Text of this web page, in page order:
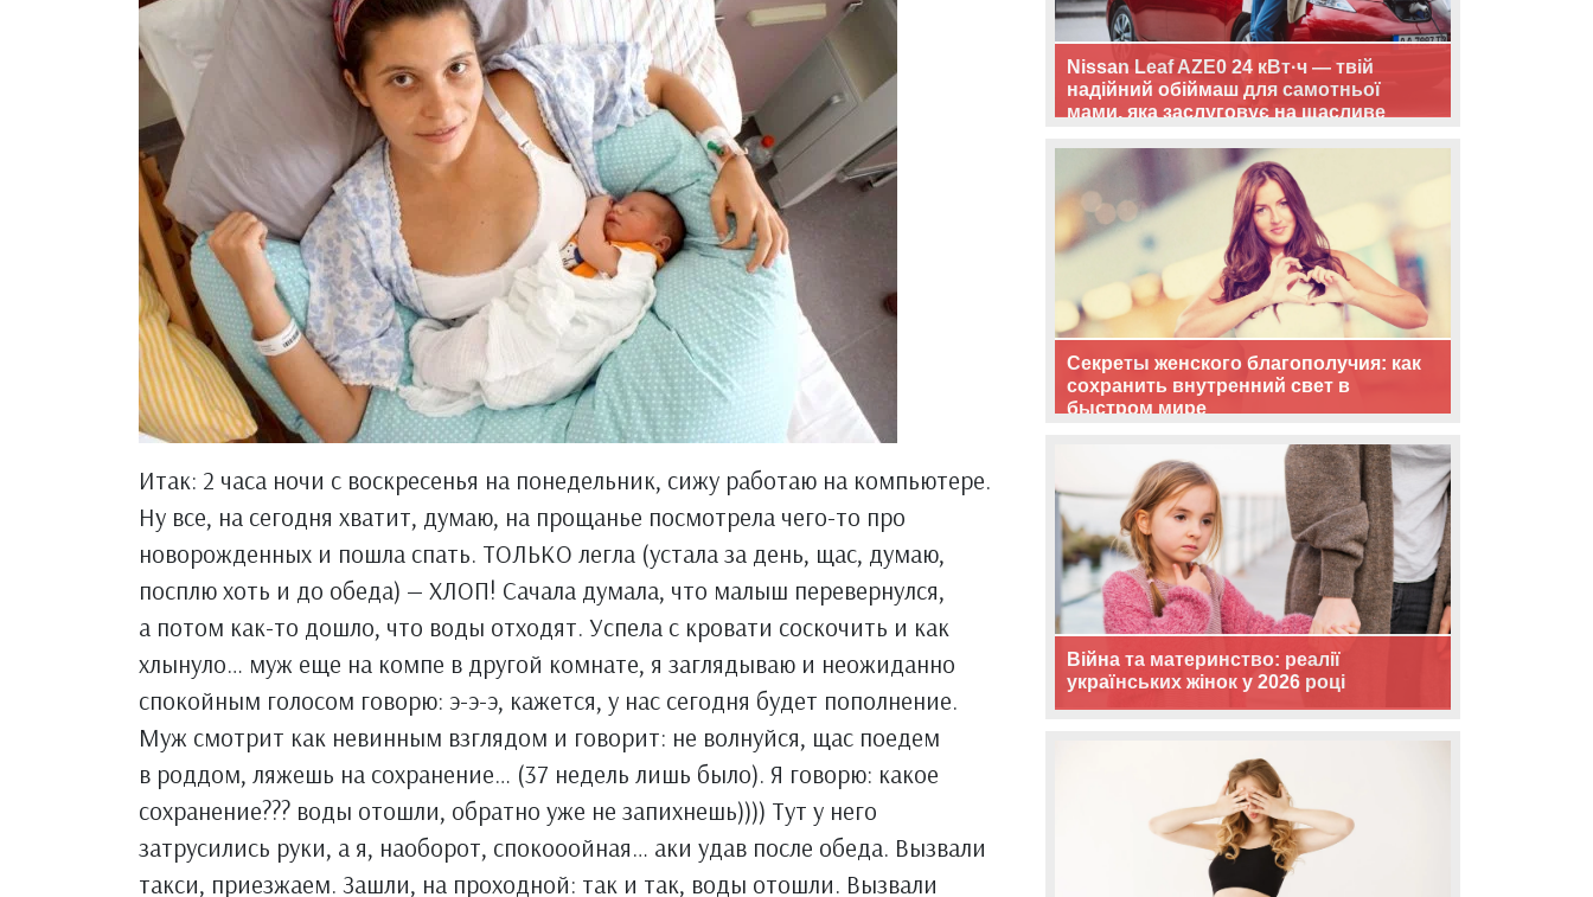
Итак: 2 часа ночи с воскресенья на понедельник, сижу работаю на компьютере.
Ну все, на сегодня хватит, думаю, на прощанье посмотрела чего-то про
новорожденных и пошла спать. ТОЛЬКО легла (устала за день, щас, думаю,
посплю хоть и до обеда) — ХЛОП! Сачала думала, что малыш перевернулся,
а потом как-то дошло, что воды отходят. Успела с кровати соскочить и как
хлынуло… муж еще на компе в другой комнате, я заглядываю и неожиданно
спокойным голосом говорю: э-э-э, кажется, у нас сегодня будет пополнение.
Муж смотрит как невинным взглядом и говорит: не волнуйся, щас поедем
в роддом, ляжешь на сохранение… (37 недель лишь было). Я говорю: какое
сохранение??? воды отошли, обратно уже не запихнешь)))) Тут у него
затрусились руки, а я, наоборот, спокооойная… аки удав после обеда. Вызвали
такси, приезжаем. Зашли, на проходной: так и так, воды отошли. Вызвали
Nissan Leaf AZE0 24 кВт·ч — твій
надійний обіймаш для самотньої
мами, яка заслуговує на щасливе
Секреты женского благополучия: как
сохранить внутренний свет в
быстром мире
Війна та материнство: реалії
українських жінок у 2026 році